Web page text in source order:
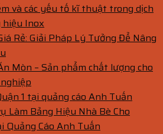
và các yếu tố kĩ thuật trong dịch
hiệu Inox
Rẻ: Giải Pháp Lý Tưởng Để Nâng
Mòn – Sản phẩm chất lượng cho
1 tại quảng cáo Anh Tuấn
Làm Bảng Hiệu Nhà Bè Cho
Quảng Cáo Anh Tuấn